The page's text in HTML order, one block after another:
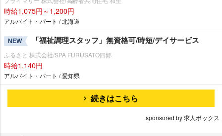
時給1,075円～1,200円
アルバイト・パート / 北海道
NEW 「福祉調理スタッフ」無資格可/時短/デイサービス
ふるさと 株式会社/SPA FURUSATO四郷
時給1,140円
アルバイト・パート / 愛知県
続きはこちら
sponsored by 求人ボックス